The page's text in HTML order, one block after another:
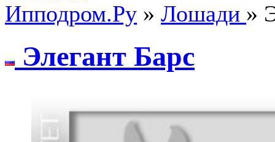
Ипподром.Ру » Лошади »
Элегант Барс